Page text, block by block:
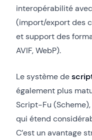
interopérabilité
(import/export des
et support des
AVIF, WebP).
Le système de
également plus
Script-Fu
qui étend
C’est un avantage